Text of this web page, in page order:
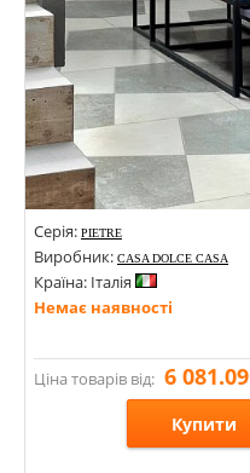
Серія: PIETRE
Виробник: CASA DOLCE CASA
Країна: Італія
Немає наявності
Ціна товарів від: 6 081.09
Купити